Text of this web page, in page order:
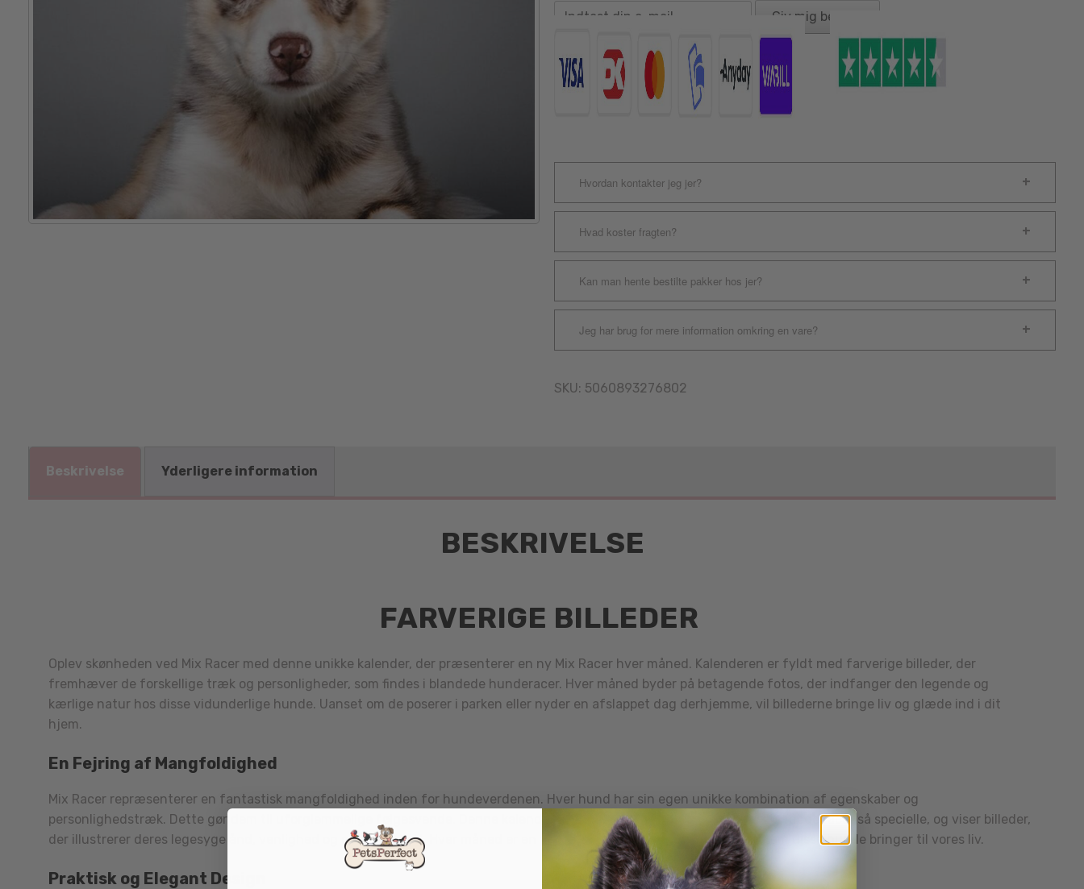
Giv mig besked
Hvordan kontakter jeg jer?
Hvad koster fragten?
Kan man hente bestilte pakker hos jer?
Jeg har brug for mere information omkring en vare?
SKU: 5060893276802
Beskrivelse Yderligere information
BESKRIVELSE
FARVERIGE BILLEDER
Oplev skønheden ved Mix Racer med denne unikke kalender, der præsenterer en ny Mix Racer hver måned. Kalenderen er fyldt med farverige billeder, der
fremhæver de forskellige træk og personligheder, som findes i blandede hunderacer. Hver måned byder på betagende fotos, der indfanger den legende og
kærlige natur hos disse vidunderlige hunde. Uanset om de poserer i parken eller nyder en afslappet dag derhjemme, vil billederne bringe liv og glæde ind i dit
hjem.
En Fejring af Mangfoldighed
Mix Racer repræsenterer en fantastisk mangfoldighed inden for hundeverdenen. Hver hund har sin egen unikke kombination af egenskaber og
personlighedstræk. Dette gør dem til uforglemmelige følgesvende. Denne kalender fanger essensen af, hvad der gør blandede racer så specielle, og viser billeder,
der illustrerer deres legesyge ånd, venlighed og nysgerrighed. Hver måned er en fejring af de vidunderlige kvaliteter, som disse hunde bringer til vores liv.
Praktisk og Elegant Design